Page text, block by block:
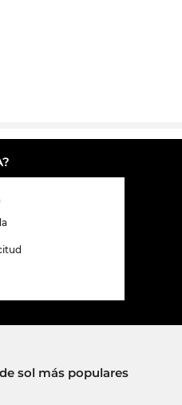
sol más populares